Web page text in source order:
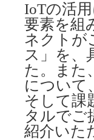
IoTの活
要素を組
ネクトが
ス」を、
た。また
について
そして課
タルでご
紹介いた